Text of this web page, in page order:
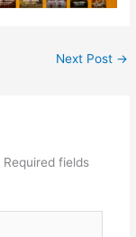
Next Post →
Required fields